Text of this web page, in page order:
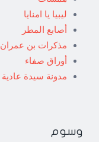
ليبيا يا امنايا
أصابع المطر
مذكرات بن عمران
أوراق صفاء
مدونة سيدة عادية
وسوم